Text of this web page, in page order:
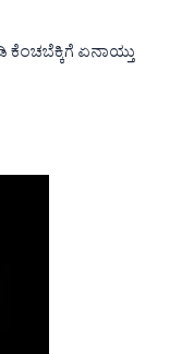
ಕೆಂಚಬೆಕ್ಕಿಗೆ ಏನಾಯ್ತು